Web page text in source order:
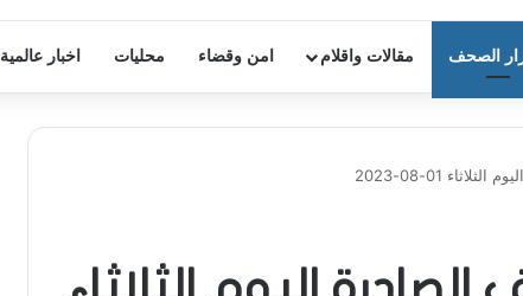
الصحف مقالات واقلام امن وقضاء محليات اخبار عالمية
01-08-2023